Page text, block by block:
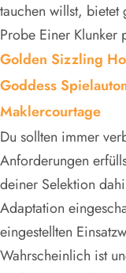
tauchen willst, bietet
Probe Einer Klunker
Golden Sizzling
Goddess
Maklercourtage
Du sollten immer
Anforderungen
deiner Selektion
Adaptation
eingestellten
Wahrscheinlich ist